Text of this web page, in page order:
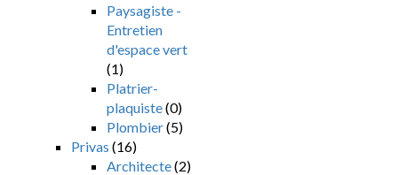
Paysagiste -
Entretien
d'espace vert
(1)
Platrier-
plaquiste(0)
Plombier(5)
Privas (16)
Architecte(2)